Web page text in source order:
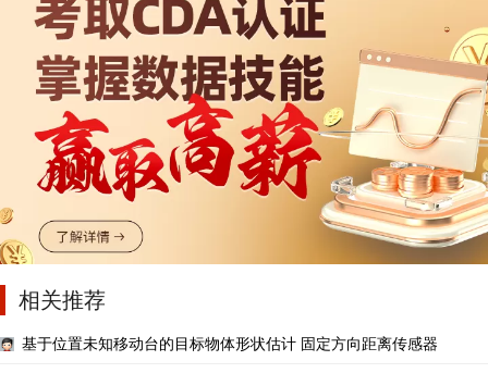
相关推荐
基于位置未知移动台的目标物体形状估计 固定方向距离传感器